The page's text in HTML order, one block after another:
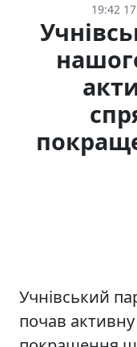
19:42
Учнівський
почав